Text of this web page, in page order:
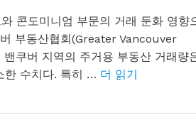
콘도미니엄 부문의 거래 둔화 영향
부동산협회(Greater Vancouver
쿠버 지역의 주거용 부동산 거래량
한 수치다. 특히 … 더 읽기